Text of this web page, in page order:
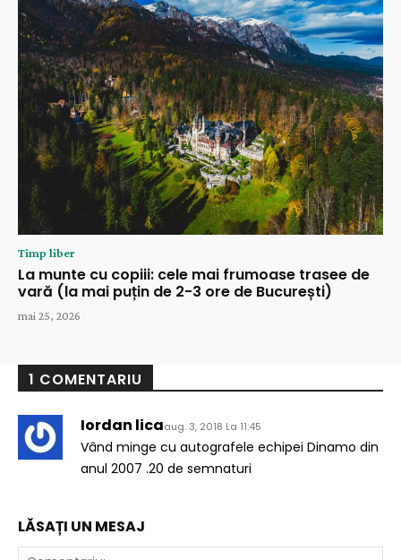
Timp liber
La munte cu copiii: cele mai frumoase trasee de
vară (la mai puțin de 2-3 ore de București)
mai 25, 2026
1 COMENTARIU
Iordan licaaug. 3, 2018 La 11:45
Vând minge cu autografele echipei Dinamo din
anul 2007 .20 de semnaturi
LĂSAȚI UN MESAJ